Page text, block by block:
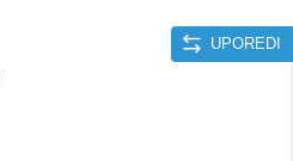
UPOREDI